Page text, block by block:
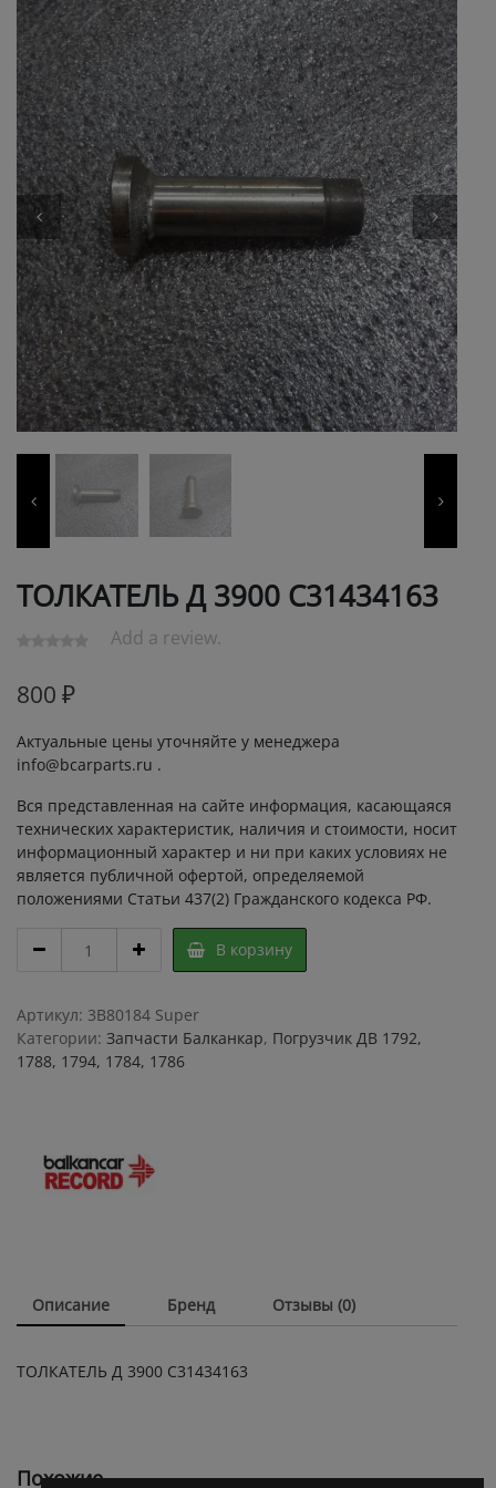
ТОЛКАТЕЛЬ Д 3900 С31434163
Add a review.
800 ₽
Актуальные цены уточняйте у менеджера
info@bcarparts.ru .
Вся представленная на сайте информация, касающаяся
технических характеристик, наличия и стоимости, носит
информационный характер и ни при каких условиях не
является публичной офертой, определяемой
положениями Статьи 437(2) Гражданского кодекса РФ.
ТОЛКАТЕЛЬ
С31434163
quantity
В корзину
Артикул: 3B80184 Super
Категории: Запчасти Балканкар, Погрузчик ДВ 1792,
1788, 1794, 1784, 1786
Описание Бренд Отзывы (0)
ТОЛКАТЕЛЬ Д 3900 С31434163
Похожие